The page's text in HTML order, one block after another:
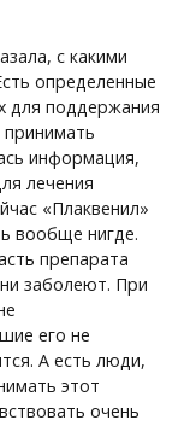
с какими
определенные
для поддержания
информация,
лечения
«Плаквенил»
вообще нигде.
препарата
заболеют. При
его не
А есть люди,
этот
очень